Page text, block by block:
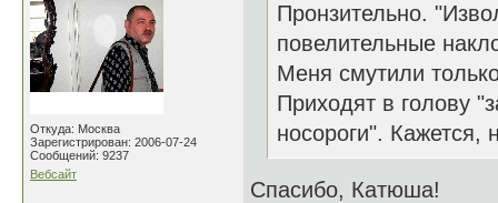
Откуда: Москва
Зарегистрирован: 2006-07-24
Сообщений: 9237
Вебсайт
Пронзительно.
повелительные
Меня смутили
Приходят в голову
носороги". Кажется,
Спасибо, Катюша!